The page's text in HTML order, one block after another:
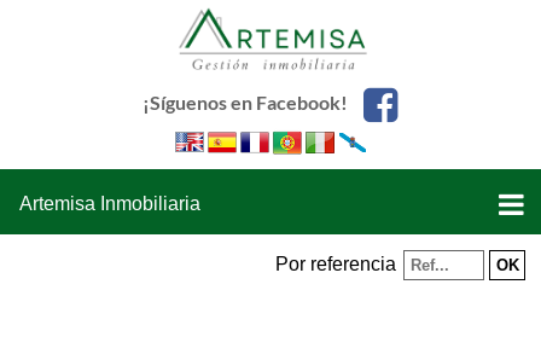
¡Síguenos en Facebook!
Artemisa Inmobiliaria
Por referencia